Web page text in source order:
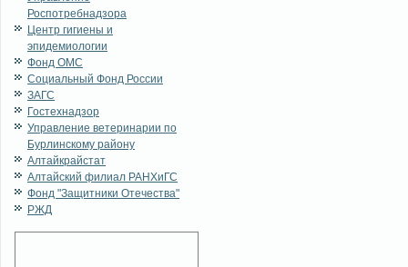
Роспотребнадзора
Центр гигиены и
эпидемиологии
Фонд ОМС
Социальный Фонд России
ЗАГС
Гостехнадзор
Управление ветеринарии по
Бурлинскому району
Алтайкрайстат
Алтайский филиал РАНХиГС
Фонд "Защитники Отечества"
РЖД